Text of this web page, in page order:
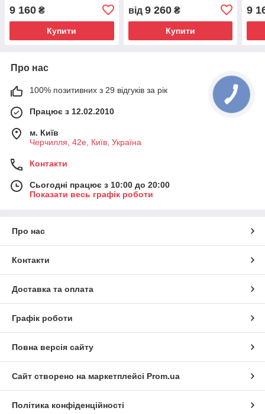
9 160 ₴
Купити
від 9 260₴
Купити
9
Про нас
100% позитивних з 29 відгуків за рік
Працює з 12.02.2010
м. Київ
Черчилля, 42е, Київ, Україна
Контакти
Сьогодні працює з 10:00 до 20:00
Показати весь графік роботи
Про нас
Контакти
Доставка та оплата
Графік роботи
Повна версія сайту
Сайт створено на маркетплейсі Prom.ua
Політика конфіденційності